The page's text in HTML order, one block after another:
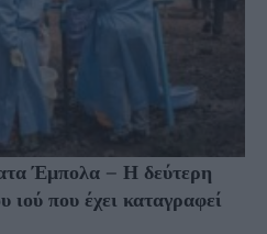
Έμπολα – Η δεύτερη
ιού που έχει καταγραφεί